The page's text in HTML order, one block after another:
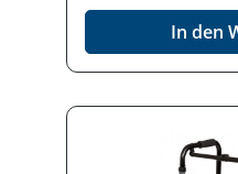
zeichnet sich durch
Eigengewicht bei
Belastbarkeit
beidseitig
In den